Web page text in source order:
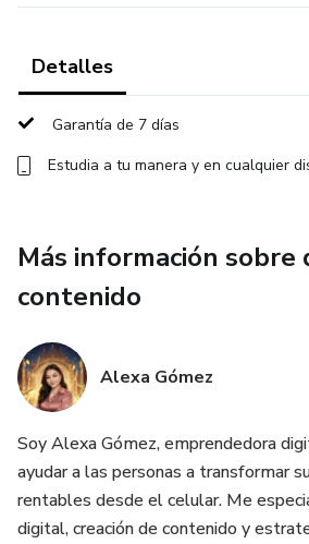
Detalles
Garantía de 7 días
Estudia a tu manera y en cualquier
Más información sobre
contenido
Alexa Gómez
Soy Alexa Gómez, emprendedora
ayudar a las personas a transformar
rentables desde el celular. Me
digital, creación de contenido y